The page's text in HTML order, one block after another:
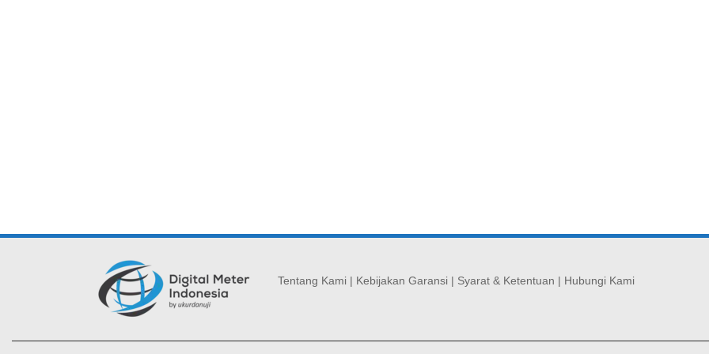
Tentang Kami | Kebijakan Garansi | Syarat & Ketentuan | Hubungi Kami